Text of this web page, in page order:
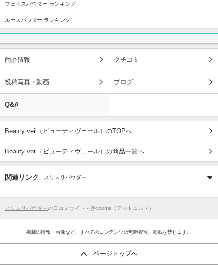
フェイスパウダー ランキング
ルースパウダー ランキング
商品情報 クチコミ
投稿写真・動画 ブログ
Q&A
Beauty veil（ビューティヴェール）のTOPへ
Beauty veil（ビューティヴェール）の商品一覧へ
関連リンク スリスリパウダー
スリスリパウダーの口コミサイト - @cosme（アットコスメ）
掲載の情報・画像など、すべてのコンテンツの無断複写、転載を禁じます。
ページトップへ